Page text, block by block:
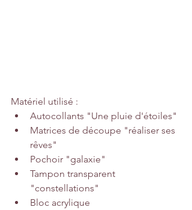
Matériel utilisé :
Autocollants "Une pluie d'étoiles"
Matrices de découpe "réaliser ses
rêves"
Pochoir "galaxie"
Tampon transparent
"constellations"
Bloc acrylique